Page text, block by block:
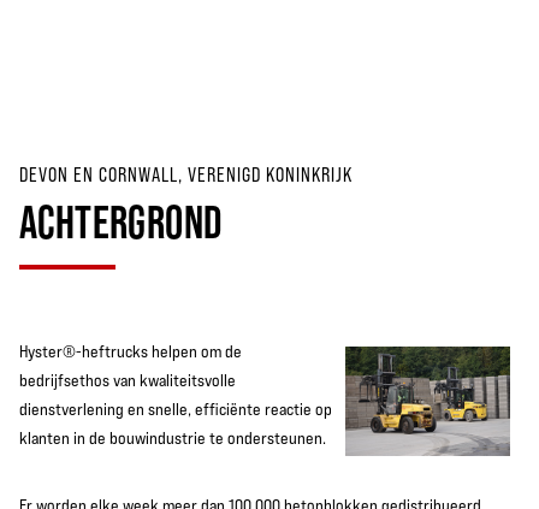
DEVON EN CORNWALL, VERENIGD KONINKRIJK
ACHTERGROND
Hyster®-heftrucks helpen om de
bedrijfsethos van kwaliteitsvolle
dienstverlening en snelle, efficiënte reactie op
klanten in de bouwindustrie te ondersteunen.